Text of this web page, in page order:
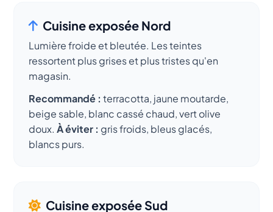
Cuisine exposée Nord
Lumière froide et bleutée. Les teintes
ressortent plus grises et plus tristes qu'en
magasin.
Recommandé : terracotta, jaune moutarde,
beige sable, blanc cassé chaud, vert olive
doux. À éviter : gris froids, bleus glacés,
blancs purs.
Cuisine exposée Sud